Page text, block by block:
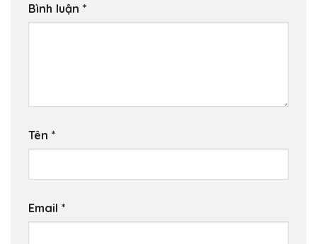
Bình luận *
Tên *
Email *